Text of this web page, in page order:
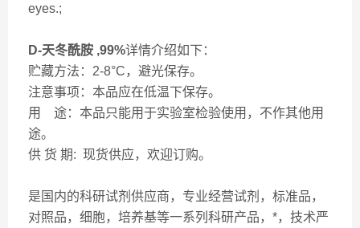
eyes.;
D-天冬酰胺 ,99%详情介绍如下：
贮藏方法：2-8°C，避光保存。
注意事项：本品应在低温下保存。
用 途：本品只能用于实验室检验使用，不作其他用
途。
供 货 期: 现货供应，欢迎订购。
是国内的科研试剂供应商，专业经营试剂，标准品，
对照品，细胞，培养基等一系列科研产品，*，技术严